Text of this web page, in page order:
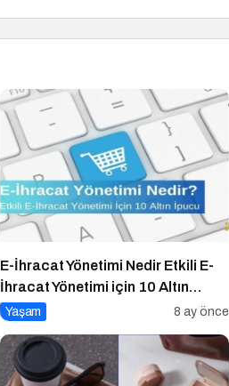
E-İhracat Yönetimi Nedir Etkili E-
İhracat Yönetimi için 10 Altın
İpucu
Yaşam 8 ay önce